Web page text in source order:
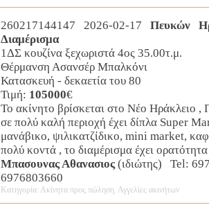
260217144147 2026-02-17
Πευκών
Διαμέρισμα
1ΔΣ κουζίνα ξεχωριστά 4ος 35.00τ.μ.
Θέρμανση Ασανσέρ Μπαλκόνι
Κατασκευή - δεκαετία του 80
Τιμή: 105000€
Το ακίνητο βρίσκεται στο Νέο Ηράκλειο ,
σε πολύ καλή περιοχή έχει δίπλα Super
μανάβικο, ψιλικατζίδικο, mini market,
πολύ κοντά , το διαμέρισμα έχει
Μπασουνας Αθανασιος(ιδιώτης) Tel:
6976803660
Κατηγορία: Ακίνητα προς πώληση. Αγγελίες ακινήτων